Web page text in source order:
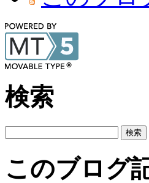
検索
このブログ